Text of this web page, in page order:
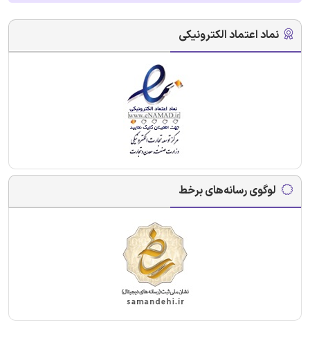
نماد اعتماد الکترونیکی
لوگوی رسانه‌های برخط